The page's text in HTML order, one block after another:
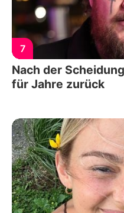
7
Nach der
für Jahre zurück